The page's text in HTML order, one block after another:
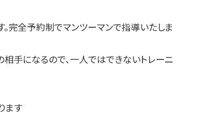
完全予約制でマンツーマンで指導いたしま
手になるので、一人ではできないトレーニ
ます